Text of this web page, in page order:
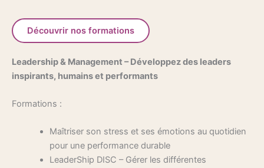
Découvrir nos formations
Leadership & Management – Développez des leaders
inspirants, humains et performants
Formations :
Maîtriser son stress et ses émotions au quotidien
pour une performance durable
LeaderShip DISC – Gérer les différentes